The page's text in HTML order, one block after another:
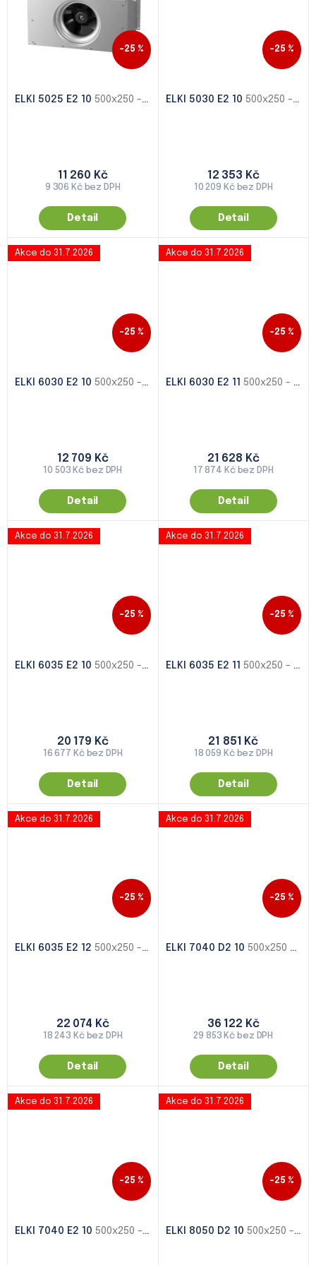
–25 %
ELKI 5025 E2 10 500x250 - 1000x500
9 306 Kč bez DPH
11 260 Kč
Detail
–25 %
ELKI 5030 E2 10 500x250 - 1000x500
10 209 Kč bez DPH
12 353 Kč
Detail
Akce do 31.7.2026
–25 %
ELKI 6030 E2 10 500x250 - 1000x500
10 503 Kč bez DPH
12 709 Kč
Detail
Akce do 31.7.2026
–25 %
ELKI 6030 E2 11 500x250 - 1000x500
17 874 Kč bez DPH
21 628 Kč
Detail
Akce do 31.7.2026
–25 %
ELKI 6035 E2 10 500x250 - 1000x500
16 677 Kč bez DPH
20 179 Kč
Detail
Akce do 31.7.2026
–25 %
ELKI 6035 E2 11 500x250 - 1000x500
18 059 Kč bez DPH
21 851 Kč
Detail
Akce do 31.7.2026
–25 %
ELKI 6035 E2 12 500x250 - 1000x500
18 243 Kč bez DPH
22 074 Kč
Detail
Akce do 31.7.2026
–25 %
ELKI 7040 D2 10 500x250 - 1000x500
29 853 Kč bez DPH
36 122 Kč
Detail
Akce do 31.7.2026
–25 %
ELKI 7040 E2 10 500x250 - 1000x500
Akce do 31.7.2026
–25 %
ELKI 8050 D2 10 500x250 - 1000x500